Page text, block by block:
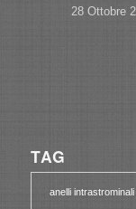
28 Ottobre
TAG
anelli intrastrominali